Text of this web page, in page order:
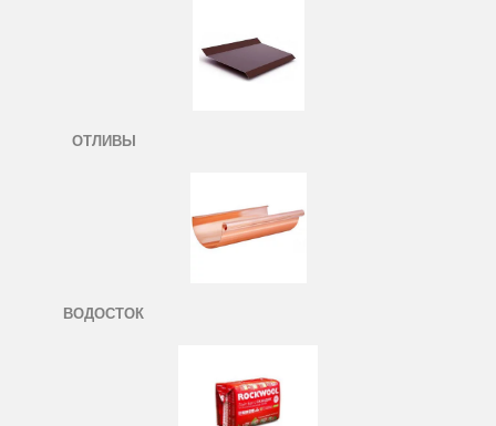
ОТЛИВЫ
ВОДОСТОК